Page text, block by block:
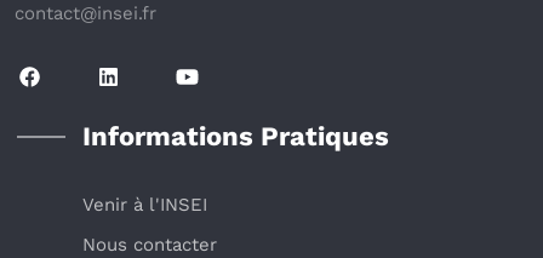
contact@insei.fr
Informations Pratiques
Venir à l'INSEI
Nous contacter